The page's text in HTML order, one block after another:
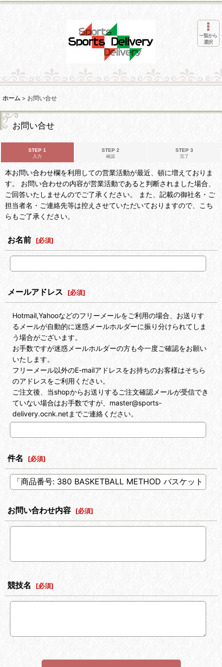
一覧から
選択
ホーム > お問い合せ
お問い合せ
STEP 1
入力
STEP 2
確認
STEP 3
完了
本お問い合わせ欄を利用しての営業活動が最近、頓に増えておりま
す。 お問い合わせの内容が営業活動であると判断されました場合、
ご回答いたしませんのでご了承ください。 また、記載の御社名・ご
担当者名・ご連絡先等は控えさせていただいておりますので、こち
らもご了承ください。
お名前 [必須]
メールアドレス [必須]
Hotmail,Yahooなどのフリーメールをご利用の場合、お送りす
るメールが自動的に迷惑メールホルダーに振り分けられてしま
う場合がございます。
お手数ですが迷惑メールホルダーの方も今一度ご確認をお願い
いたします。
フリーメール以外のE-mailアドレスをお持ちのお客様はそちら
のアドレスをご利用ください。
ご注文後、当shopからお送りするご注文確認メールが受信でき
ていない場合はお手数ですが、master@sports-
delivery.ocnk.netまでご連絡ください。
件名 [必須]
お問い合わせ内容 [必須]
競技名 [必須]